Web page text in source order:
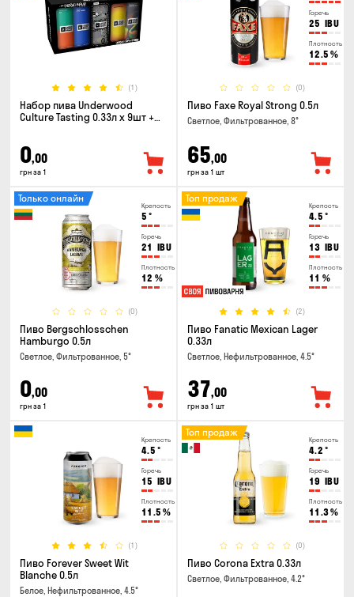
(1)
Набор пива Underwood
Culture Tasting 0.33л x 9шт +
0,00
грн за 1
Горечь
25 IBU
Плотность
12.5 %
(0)
Пиво Faxe Royal Strong 0.5л
Светлое, Фильтрованное, 8°
65,00
грн за 1 шт
Крепость
5 °
Горечь
21 IBU
Плотность
12 %
(0)
Только онлайн
Пиво Bergschlosschen
Hamburgo 0.5л
Светлое, Фильтрованное, 5°
0,00
грн за 1
Крепость
4.5 °
Горечь
13 IBU
Плотность
11 %
(2)
Топ продаж
Пиво Fanatic Mexican Lager
0.33л
Светлое, Нефильтрованное, 4.5°
37,00
грн за 1 шт
Крепость
4.5 °
Горечь
15 IBU
Плотность
11.5 %
(1)
Пиво Forever Sweet Wit
Blanche 0.5л
Белое, Нефильтрованное, 4.5°
Крепость
4.2 °
Горечь
19 IBU
Плотность
11.3%
(0)
Топ продаж
Пиво Corona Extra 0.33л
Светлое, Фильтрованное, 4.2°